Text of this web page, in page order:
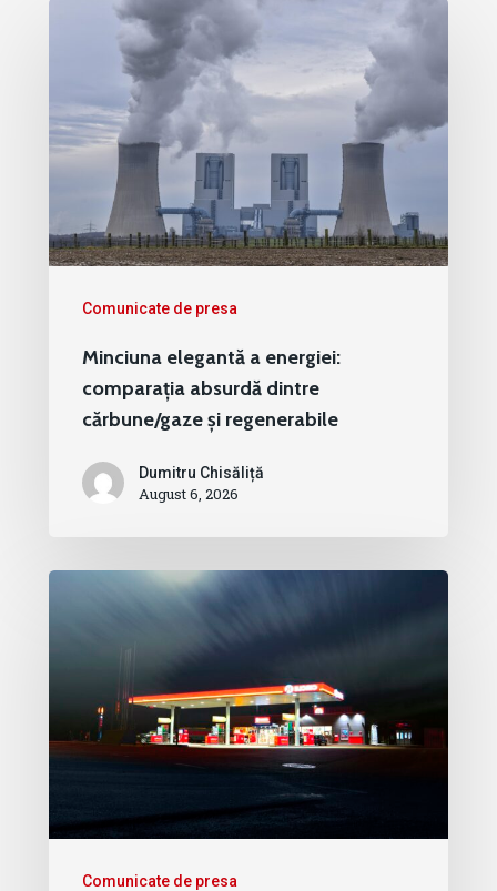
Comunicate de presa
Minciuna elegantă a energiei:
comparația absurdă dintre
cărbune/gaze și regenerabile
Dumitru Chisăliță
August 6, 2026
Comunicate de presa